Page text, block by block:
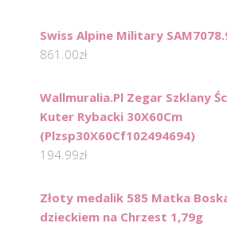
Swiss Alpine Military
861.00zł
Wallmuralia.Pl Zegar Szklany
Kuter Rybacki 30X60Cm
(Plzsp30X60Cf102494694)
194.99zł
Złoty medalik 585 Matka
dzieckiem na Chrzest 1,79g